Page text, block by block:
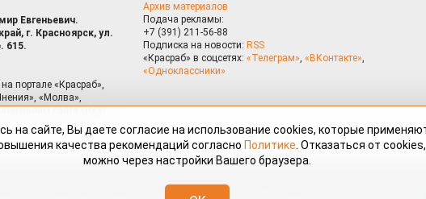
Евгеньевич.
г. Красноярск, ул.
615.
портале «Красраб»,
«Молва»,
сайта могут
Архив материалов
Подача рекламы:
+7 (391) 211-56-88
Подписка на новости: RSS
«Красраб» в соцсетях: «Телеграм», «ВКонтакте»,
«Одноклассники»
на портале «Красраб.ру» сотрудниками редакции, нештатными
на сайте, Вы даете согласие на использование cookies, которые
качества рекомендаций согласно Политике . Отказаться от cookies,
можно через настройки Вашего браузера.